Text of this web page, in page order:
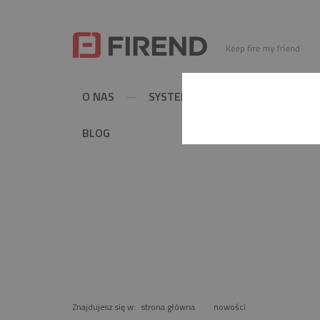
O NAS SYSTEMY KOMINOWE
BLOG
Znajdujesz się w: strona główna nowości